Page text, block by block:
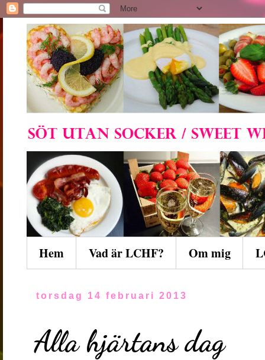
Hem Vad är LCHF? Om mig
torsdag 14 februari 2013
Alla hjärtans dag